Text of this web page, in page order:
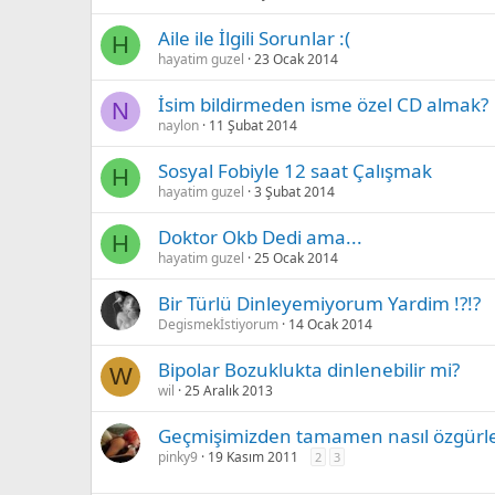
H Aile ile İlgili Sorunlar :(
hayatim guzel 23 Ocak 2014
N İsim bildirmeden isme özel CD almak?
naylon 11 Şubat 2014
H Sosyal Fobiyle 12 saat Çalışmak
hayatim guzel 3 Şubat 2014
H Doktor Okb Dedi ama...
hayatim guzel 25 Ocak 2014
Bir Türlü Dinleyemiyorum Yardim !?!?
Degismekİstiyorum 14 Ocak 2014
W Bipolar Bozuklukta dinlenebilir mi?
wil 25 Aralık 2013
Geçmişimizden tamamen nasıl
pinky9 19 Kasım 2011 2 3